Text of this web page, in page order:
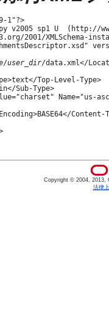
1"?>
v2005 sp1 U  (http://
2001/XMLSchema-
/user_dir/data.xml</
Top-Level-Type>
Sub-Type>
Name="us-
Content-
Copyright © 2004, 2013,
法律